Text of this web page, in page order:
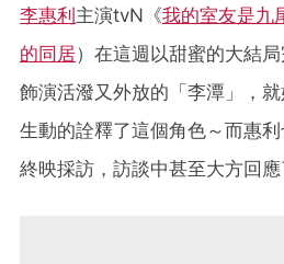
李惠利 主演tvN《我的室友是九
的同居）在這週以甜蜜的大結
飾演活潑又外放的「李潭」，
生動的詮釋了這個角色～而惠
終映採訪，訪談中甚至大方回